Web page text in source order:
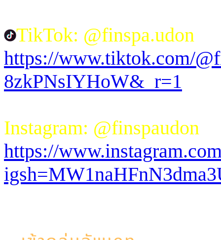
TikTok: @finspa.udon
https://www.tiktok.com/
8zkPNsIYHoW&_r=1
Instagram: @finspaudon
https://